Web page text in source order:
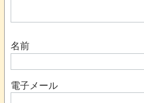
名前
電子メール